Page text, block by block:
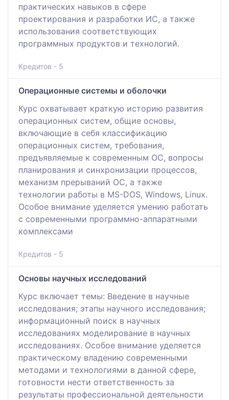
практических навыков в сфере
проектирования и разработки ИС, а также
использования соответствующих
программных продуктов и технологий.
Кредитов - 5
Операционные системы и оболочки
Курс охватывает краткую историю развития
операционных систем, общие основы,
включающие в себя классификацию
операционных систем, требования,
предъявляемые к современным ОС, вопросы
планирования и синхронизации процессов,
механизм прерываний ОС, а также
технологии работы в MS-DOS, Windows, Linux.
Особое внимание уделяется умению работать
с современными программно-аппаратными
комплексами
Кредитов - 5
Основы научных исследований
Курс включает темы: Введение в научные
исследования; этапы научного исследования;
информационный поиск в научных
исследованиях моделирование в научных
исследованиях. Особое внимание уделяется
практическому владению современными
методами и технологиями в данной сфере,
готовности нести ответственность за
результаты профессиональной деятельности